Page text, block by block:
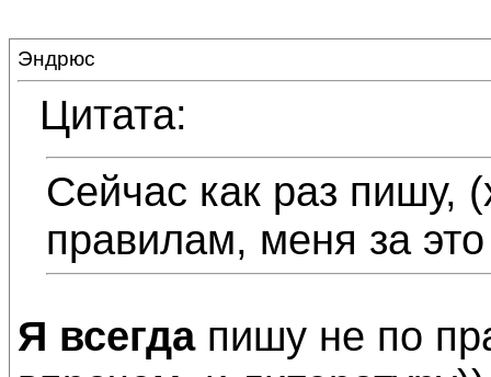
Эндрюс
Цитата:
Сейчас как раз пишу,
правилам, меня за это
Я всегда пишу не по